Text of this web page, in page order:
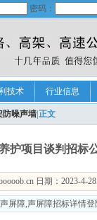
密码：
技术 行业信息
防噪声墙 |正文
护项目谈判招标
日期：2023-4-
屏障,声屏障招标详情